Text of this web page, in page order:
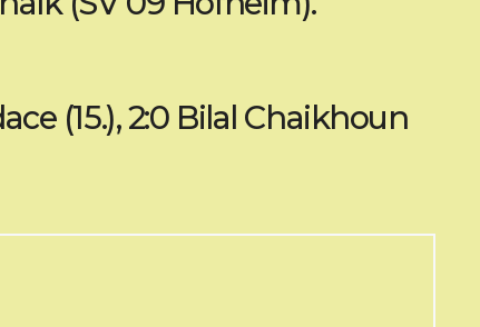
(15.), 2:0 Bilal Chaikhoun